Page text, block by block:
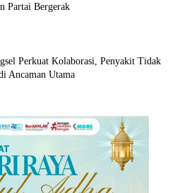
Partai Bergerak
Perkuat Kolaborasi, Penyakit Tidak
Ancaman Utama